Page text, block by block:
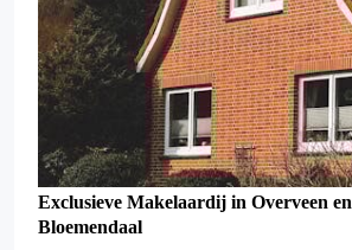
Exclusieve Makelaardij in Overveen en
Bloemendaal